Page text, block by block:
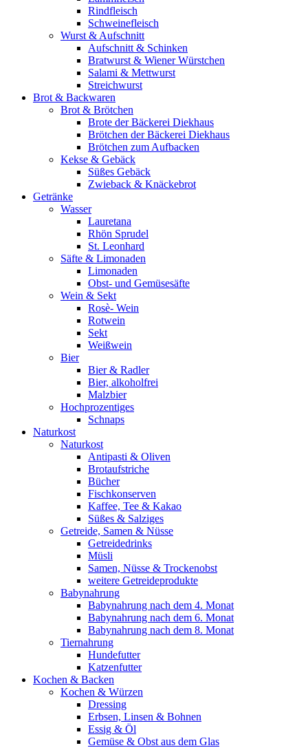
Rindfleisch
Schweinefleisch
Wurst & Aufschnitt
Aufschnitt & Schinken
Bratwurst & Wiener Würstchen
Salami & Mettwurst
Streichwurst
Brot & Backwaren
Brot & Brötchen
Brote der Bäckerei Diekhaus
Brötchen der Bäckerei Diekhaus
Brötchen zum Aufbacken
Kekse & Gebäck
Süßes Gebäck
Zwieback & Knäckebrot
Getränke
Wasser
Lauretana
Rhön Sprudel
St. Leonhard
Säfte & Limonaden
Limonaden
Obst- und Gemüsesäfte
Wein & Sekt
Rosè- Wein
Rotwein
Sekt
Weißwein
Bier
Bier & Radler
Bier, alkoholfrei
Malzbier
Hochprozentiges
Schnaps
Naturkost
Naturkost
Antipasti & Oliven
Brotaufstriche
Bücher
Fischkonserven
Kaffee, Tee & Kakao
Süßes & Salziges
Getreide, Samen & Nüsse
Getreidedrinks
Müsli
Samen, Nüsse & Trockenobst
weitere Getreideprodukte
Babynahrung
Babynahrung nach dem 4. Monat
Babynahrung nach dem 6. Monat
Babynahrung nach dem 8. Monat
Tiernahrung
Hundefutter
Katzenfutter
Kochen & Backen
Kochen & Würzen
Dressing
Erbsen, Linsen & Bohnen
Essig & Öl
Gemüse & Obst aus dem Glas